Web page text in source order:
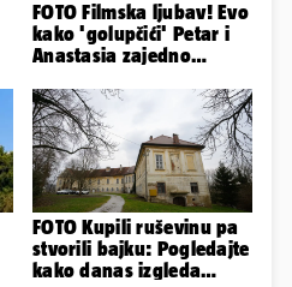
FOTO Filmska ljubav! Evo
kako 'golupčići' Petar i
Anastasia zajedno
FOTO Kupili ruševinu pa
stvorili bajku: Pogledajte
kako danas izgleda